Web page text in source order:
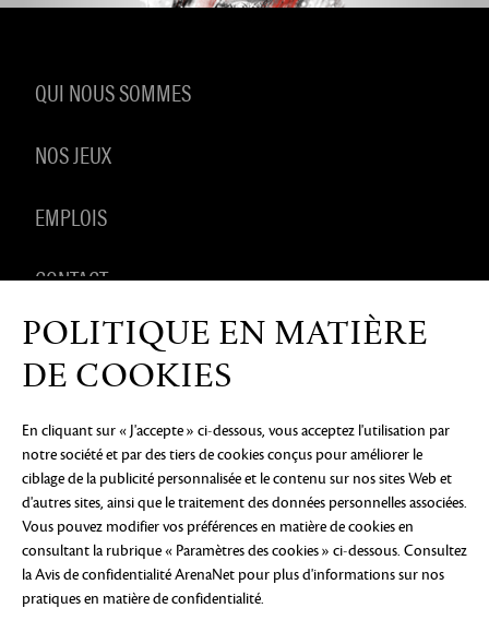
QUI NOUS SOMMES
NOS JEUX
EMPLOIS
CONTACT
PRODUITS DÉRIVÉS
AVIS DE CONFIDENTIALITÉ MENTIONS LÉGALES
PAS VENDRE OU PARTAGER MES INFORMATIONS
PERSONNELLES
PRÉFÉRENCES COOKIE
©2026 ArenaNet, LLC. Tous droits réservés. Toutes
les marques déposées sont la propriété de leurs
propriétaires respectifs.
POLITIQUE EN MATIÈRE
DE COOKIES
En cliquant sur « J'accepte » ci-dessous, vous acceptez l'utilisation par
notre société et par des tiers de cookies conçus pour améliorer le
ciblage de la publicité personnalisée et le contenu sur nos sites Web et
d'autres sites, ainsi que le traitement des données personnelles associées.
Vous pouvez modifier vos préférences en matière de cookies en
consultant la rubrique « Paramètres des cookies » ci-dessous. Consultez
la Avis de confidentialité ArenaNet pour plus d'informations sur nos
pratiques en matière de confidentialité.